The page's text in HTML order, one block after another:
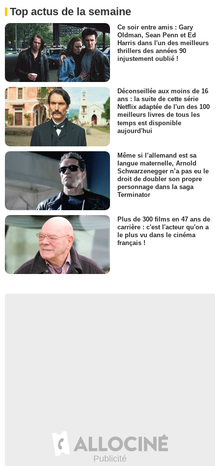
Top actus de la semaine
Ce soir entre amis : Gary
Oldman, Sean Penn et Ed
Harris dans l'un des meilleurs
thrillers des années 90
injustement oublié !
Déconseillée aux moins de 16
ans : la suite de cette série
Netflix adaptée de l'un des 100
meilleurs livres de tous les
temps est disponible
aujourd'hui
Même si l’allemand est sa
langue maternelle, Arnold
Schwarzenegger n’a pas eu le
droit de doubler son propre
personnage dans la saga
Terminator
Plus de 300 films en 47 ans de
carrière : c'est l'acteur qu'on a
le plus vu dans le cinéma
français !